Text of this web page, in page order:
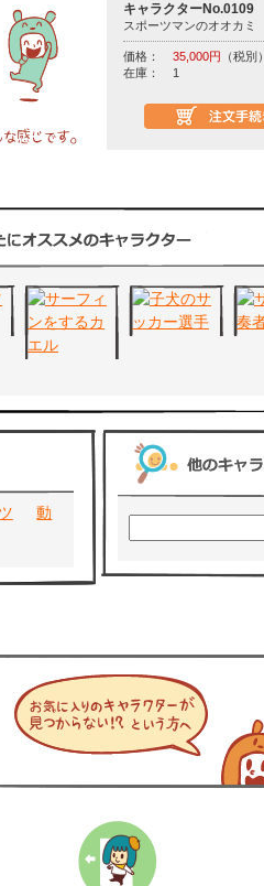
キャラクターNo.0109
スポーツマンのオオカミ
価格： 35,000円 （税別）
在庫：
1
動